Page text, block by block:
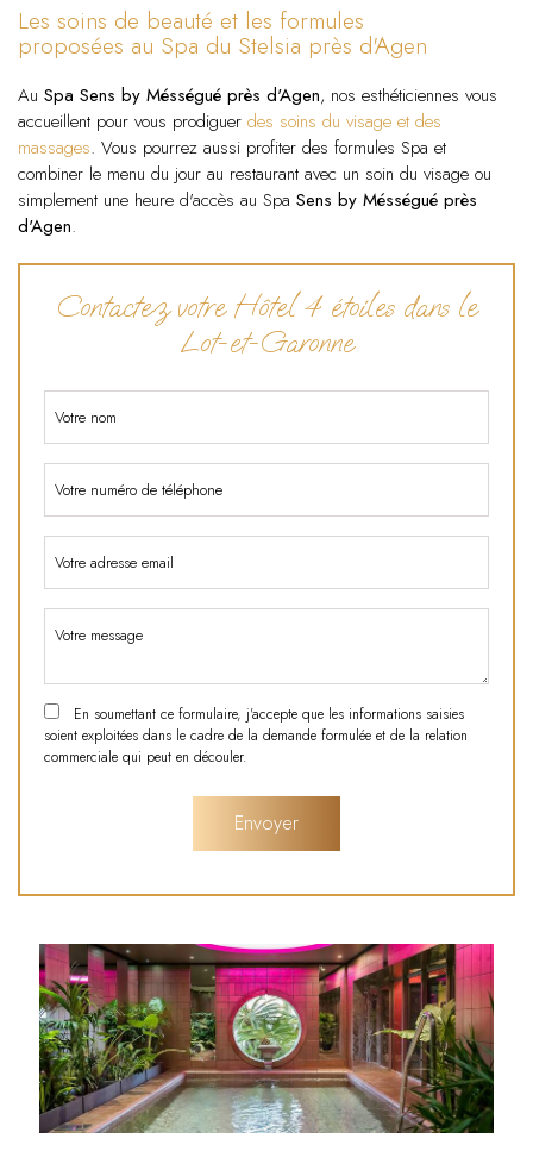
Les soins de beauté et les formules
proposées au Spa du Stelsia près d'Agen
Au Spa Sens by Mésségué près d'Agen, nos esthéticiennes vous
accueillent pour vous prodiguer des soins du visage et des
massages. Vous pourrez aussi profiter des formules Spa et
combiner le menu du jour au restaurant avec un soin du visage ou
simplement une heure d'accès au Spa Sens by Mésségué près
d'Agen.
Contactez votre Hôtel 4 étoiles dans le
Lot-et-Garonne
En soumettant ce formulaire, j'accepte que les informations saisies
soient exploitées dans le cadre de la demande formulée et de la relation
commerciale qui peut en découler.